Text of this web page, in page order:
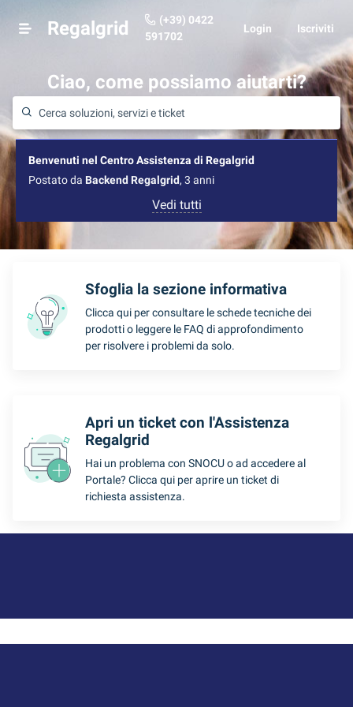
Regalgrid
(+39) 0422
591702
Login Iscriviti
Ciao, come possiamo aiutarti?
Benvenuti nel Centro Assistenza di Regalgrid
Postato da Backend Regalgrid, 3 anni
Vedi tutti
Sfoglia la sezione informativa
Clicca qui per consultare le schede tecniche dei
prodotti o leggere le FAQ di approfondimento
per risolvere i problemi da solo.
Apri un ticket con l'Assistenza
Regalgrid
Hai un problema con SNOCU o ad accedere al
Portale? Clicca qui per aprire un ticket di
richiesta assistenza.